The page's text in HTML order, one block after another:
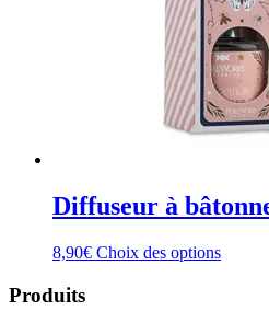
Diffuseur à
8,90€ Choix des optionsCe
Produits